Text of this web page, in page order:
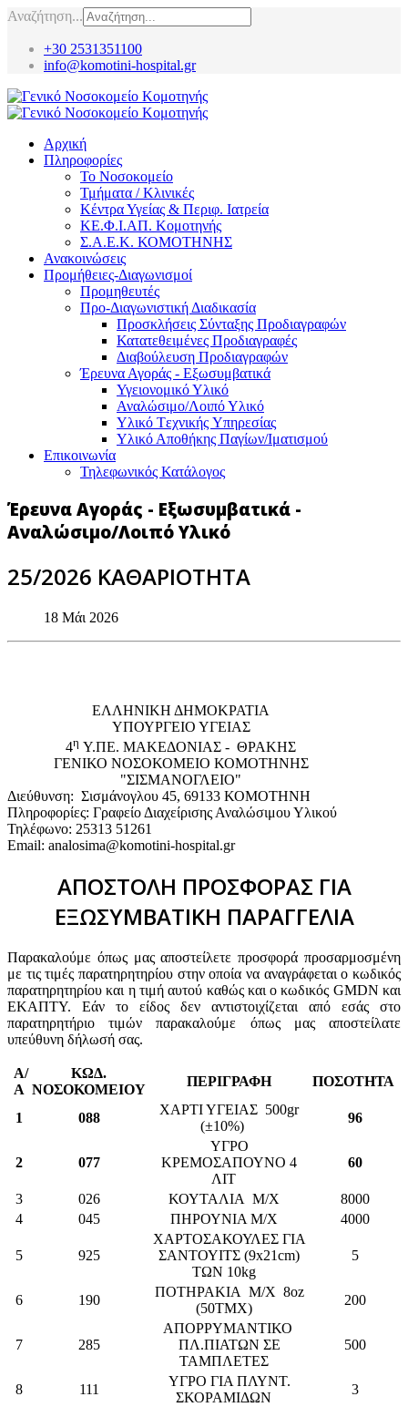
Αναζήτηση...
+30 2531351100
info@komotini-hospital.gr
Αρχική
Πληροφορίες
Το Νοσοκομείο
Τμήματα / Κλινικές
Κέντρα Υγείας & Περιφ. Ιατρεία
ΚΕ.Φ.Ι.ΑΠ. Κομοτηνής
Σ.Α.Ε.Κ. ΚΟΜΟΤΗΝΗΣ
Ανακοινώσεις
Προμήθειες-Διαγωνισμοί
Προμηθευτές
Προ-Διαγωνιστική Διαδικασία
Προσκλήσεις Σύνταξης Προδιαγραφών
Κατατεθειμένες Προδιαγραφές
Διαβούλευση Προδιαγραφών
Έρευνα Αγοράς - Εξωσυμβατικά
Υγειονομικό Υλικό
Αναλώσιμο/Λοιπό Υλικό
Υλικό Tεχνικής Yπηρεσίας
Υλικό Αποθήκης Παγίων/Ιματισμού
Επικοινωνία
Τηλεφωνικός Κατάλογος
Έρευνα Αγοράς - Εξωσυμβατικά -
Αναλώσιμο/Λοιπό Υλικό
25/2026 ΚΑΘΑΡΙΟΤΗΤΑ
18 Μάι 2026
EΛΛΗΝΙΚΗ ΔΗΜΟΚΡΑΤΙΑ
ΥΠΟΥΡΓΕΙΟ ΥΓΕΙΑΣ
4η Υ.ΠΕ. ΜΑΚΕΔΟΝΙΑΣ - ΘΡΑΚΗΣ
ΓΕΝΙΚΟ NΟΣΟΚΟΜΕΙΟ ΚΟΜΟΤΗΝΗΣ
"ΣΙΣΜΑΝΟΓΛΕΙΟ"
Διεύθυνση: Σισμάνογλου 45, 69133 ΚΟΜΟΤΗΝΗ
Πληροφορίες: Γραφείο Διαχείρισης Αναλώσιμου Υλικού
Τηλέφωνο: 25313 51261
Email: analosima@komotini-hospital.gr
ΑΠΟΣΤΟΛΗ ΠΡΟΣΦΟΡΑΣ ΓΙΑ
ΕΞΩΣΥΜΒΑΤΙΚΗ ΠΑΡΑΓΓΕΛΙΑ
Παρακαλούμε όπως μας αποστείλετε προσφορά προσαρμοσμένη
με τις τιμές παρατηρητηρίου στην οποία να αναγράφεται ο κωδικός
παρατηρητηρίου και η τιμή αυτού καθώς και ο κωδικός GMDN και
ΕΚΑΠΤΥ. Εάν το είδος δεν αντιστοιχίζεται από εσάς στο
παρατηρητήριο τιμών παρακαλούμε όπως μας αποστείλατε
υπεύθυνη δήλωσή σας.
Α/
Α
ΚΩΔ.
ΝΟΣΟΚΟΜΕΙΟΥ
ΠΕΡΙΓΡΑΦΗ ΠΟΣΟΤΗΤΑ
1 088
ΧΑΡΤΙ ΥΓΕΙΑΣ 500gr
(±10%)
96
2 077
ΥΓΡΟ
ΚΡΕΜΟΣΑΠΟΥΝΟ 4
ΛΙΤ
60
3 026 ΚΟΥΤΑΛΙΑ Μ/Χ
8000
4
045 ΠΗΡΟΥΝΙΑ Μ/Χ 4000
5 925
ΧΑΡΤΟΣΑΚΟΥΛΕΣ ΓΙΑ
ΣΑΝΤΟΥΙΤΣ (9x21cm)
ΤΩΝ 10kg
5
6 190
ΠΟΤΗΡΑΚΙΑ Μ/Χ 8oz
(50ΤΜΧ)
200
7 285
ΑΠΟΡΡΥΜΑΝΤΙΚΟ
ΠΛ.ΠΙΑΤΩΝ ΣΕ
ΤΑΜΠΛΕΤΕΣ
500
8 111
ΥΓΡΟ ΓΙΑ ΠΛΥΝΤ.
ΣΚΟΡΑΜΙΔΩΝ
3